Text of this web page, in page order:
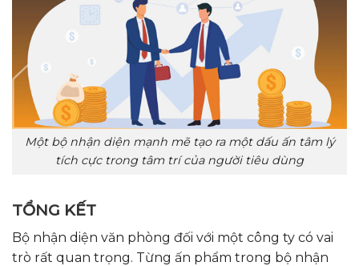
Một bộ nhận diện mạnh mẽ tạo ra một dấu ấn tâm lý
tích cực trong tâm trí của người tiêu dùng
TỔNG KẾT
Bộ nhận diện văn phòng đối với một công ty có vai
trò rất quan trọng. Từng ấn phẩm trong bộ nhận